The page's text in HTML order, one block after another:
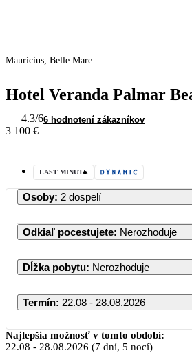
Maurícius, Belle Mare
Hotel Veranda Palmar
4.3/66 hodnotení zákazníkov
3 100 €
LAST MINUTE
Osoby: 2 dospelí
Odkiaľ pocestujete: Nerozhoduje
Dĺžka pobytu: Nerozhoduje
Termín: 22.08 - 28.08.2026
Najlepšia možnosť v tomto období:
22.08 - 28.08.2026 (7 dní, 5 nocí)